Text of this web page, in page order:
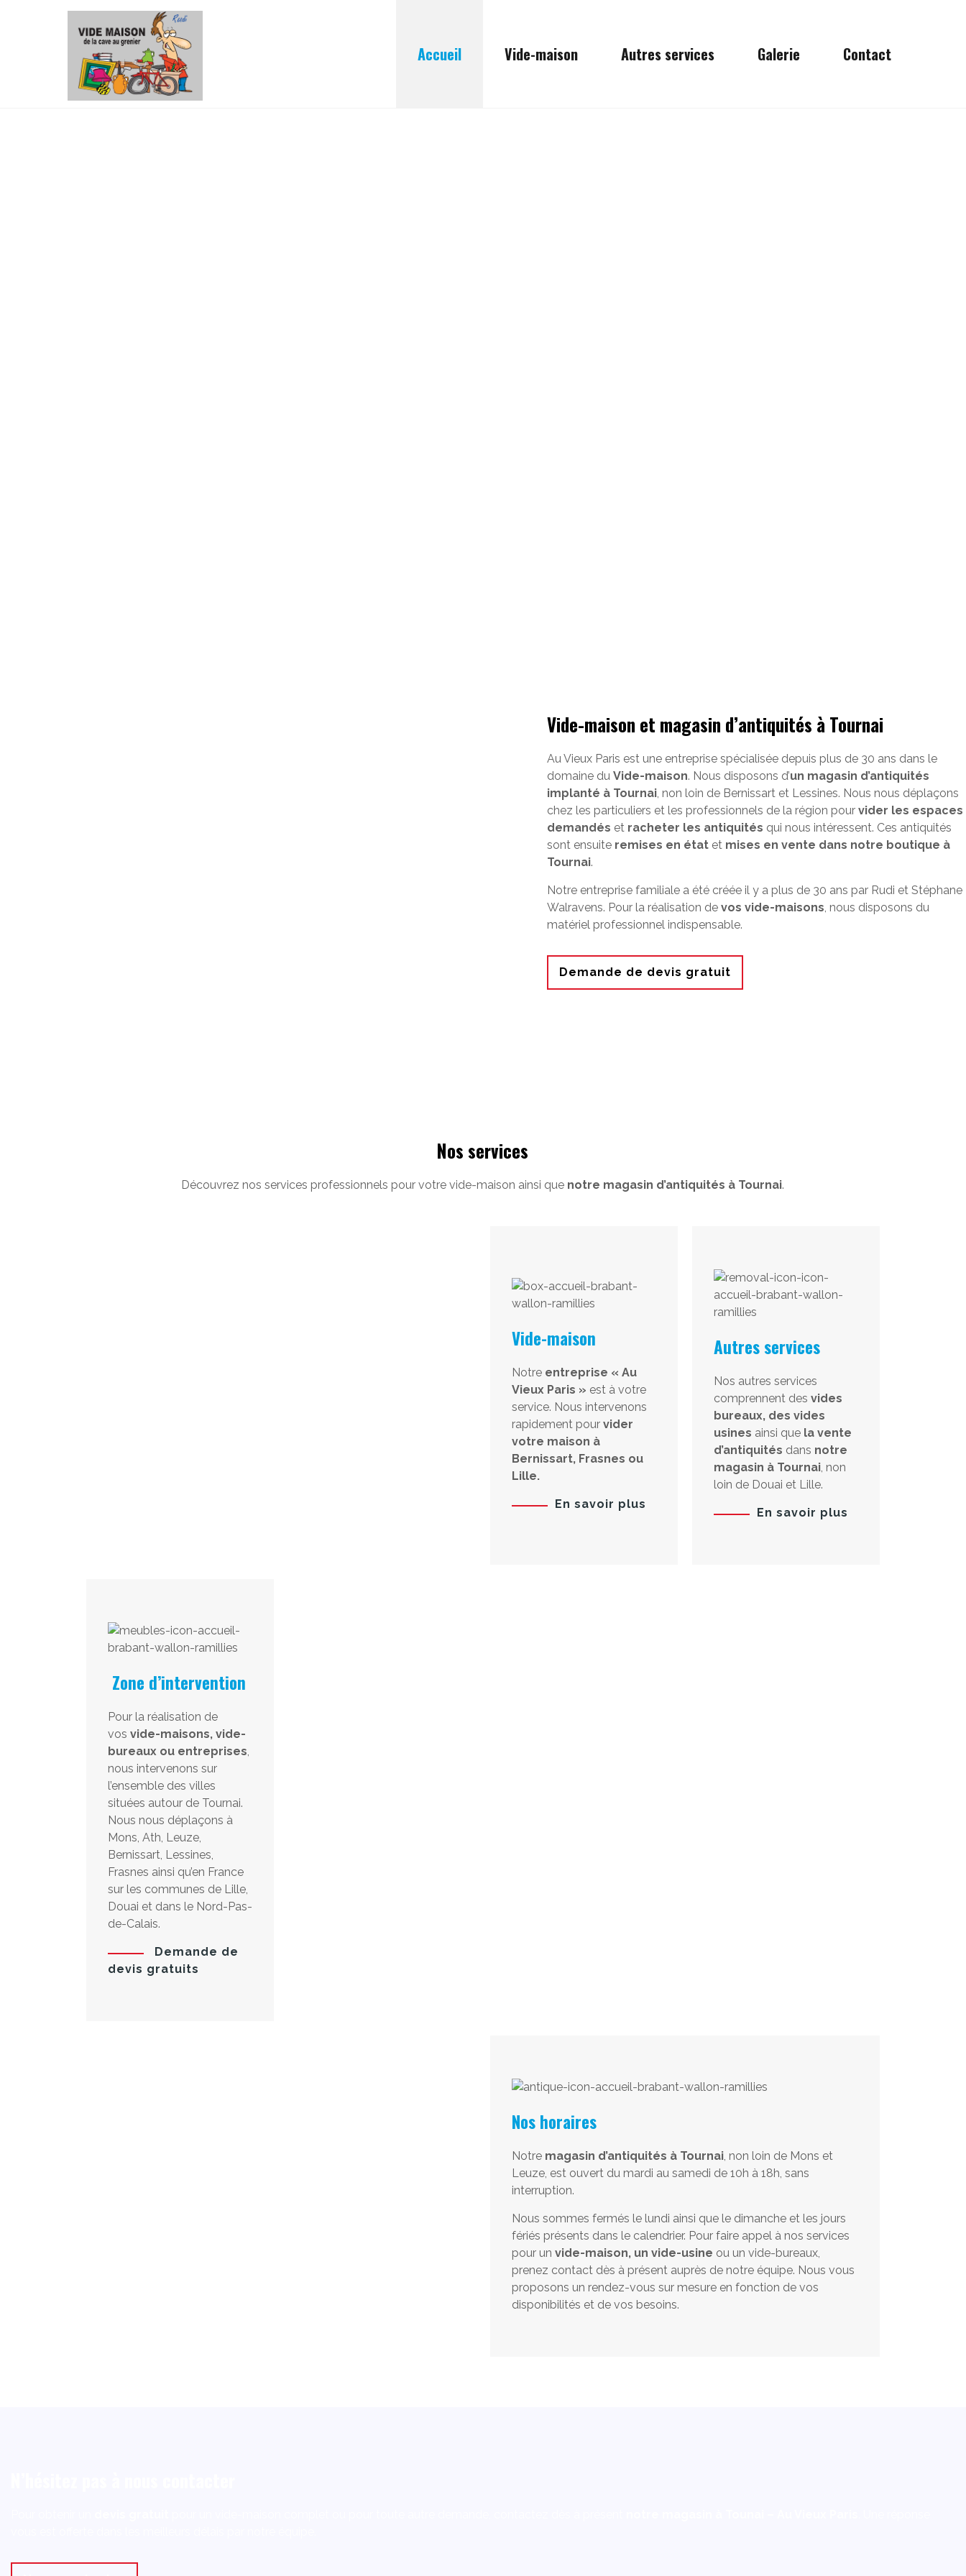
Accueil Vide-maison Autres services Galerie Contact
Vide-maison et magasin d’antiquités à Tournai
Au Vieux Paris est une entreprise spécialisée depuis plus de 30 ans dans le
domaine duVide-maison. Nous disposons d’un magasin d’antiquités
implanté à Tournai, non loin de Bernissart et Lessines. Nous nous déplaçons
chez les particuliers et les professionnels de la région pourvider les espaces
demandés et racheter les antiquités qui nous intéressent. Ces antiquités
sont ensuite remises en état et mises en vente dans notre boutique à
Tournai.
Notre entreprise familiale a été créée il y a plus de 30 ans par Rudi et Stéphane
Walravens. Pour la réalisation devos vide-maisons, nous disposons du
matériel professionnel indispensable.
Demande de devis gratuit
Nos services
Découvrez nos services professionnels pour votre vide-maison ainsi que notre magasin d’antiquités à Tournai.
Vide-maison
Notre entreprise « Au
Vieux Paris » est à votre
service. Nous intervenons
rapidement pour vider
votre maison à
Bernissart, Frasnes ou
Lille.
En savoir plus
Autres services
Nos autres services
comprennent des vides
bureaux, des vides
usines ainsi que la vente
d’antiquités dans notre
magasin à Tournai, non
loin de Douai et Lille.
En savoir plus
Zone d’intervention
Pour la réalisation de
vos vide-maisons, vide-
bureaux ou entreprises,
nous intervenons sur
l’ensemble des villes
situées autour de Tournai.
Nous nous déplaçons à
Mons, Ath, Leuze,
Bernissart, Lessines,
Frasnes ainsi qu’en France
sur les communes de Lille,
Douai et dans le Nord-Pas-
de-Calais.
Demande de
devis gratuits
Nos horaires
Notre magasin d’antiquités à Tournai, non loin de Mons et
Leuze, est ouvert du mardi au samedi de 10h à 18h, sans
interruption.
Nous sommes fermés le lundi ainsi que le dimanche et les jours
fériés présents dans le calendrier. Pour faire appel à nos services
pour un vide-maison, un vide-usine ou un vide-bureaux,
prenez contact dès à présent auprès de notre équipe. Nous vous
proposons un rendez-vous sur mesure en fonction de vos
disponibilités et de vos besoins.